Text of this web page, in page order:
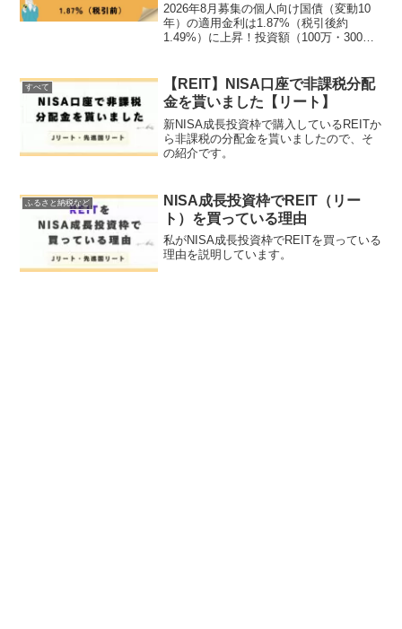
2026年8月募集の個人向け国債（変動10
年）の適用金利は1.87%（税引後約
1.49%）に上昇！投資額（100万・300
解説します。キャッシュの置き場に悩む
方は必見です。
すべて
【REIT】NISA口座で非課税分配
金を貰いました【リート】
新NISA成長投資枠で購入しているREITか
ら非課税の分配金を貰いましたので、そ
の紹介です。
ふるさと納税など
NISA成長投資枠でREIT（リー
ト）を買っている理由
私がNISA成長投資枠でREITを買っている
理由を説明しています。